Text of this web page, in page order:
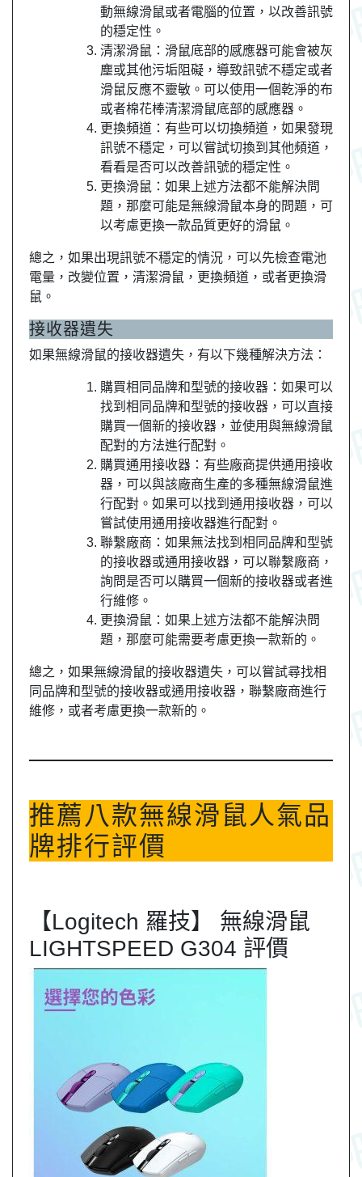
動無線滑鼠或者電腦的位置，以改善訊號
的穩定性。
清潔滑鼠：滑鼠底部的感應器可能會被灰
塵或其他污垢阻礙，導致訊號不穩定或者
滑鼠反應不靈敏。可以使用一個乾淨的布
或者棉花棒清潔滑鼠底部的感應器。
更換頻道：有些可以切換頻道，如果發現
訊號不穩定，可以嘗試切換到其他頻道，
看看是否可以改善訊號的穩定性。
更換滑鼠：如果上述方法都不能解決問
題，那麼可能是無線滑鼠本身的問題，可
以考慮更換一款品質更好的滑鼠。
總之，如果出現訊號不穩定的情況，可以先檢查電池
電量，改變位置，清潔滑鼠，更換頻道，或者更換滑
鼠。
接收器遺失
如果無線滑鼠的接收器遺失，有以下幾種解決方法：
購買相同品牌和型號的接收器：如果可以
找到相同品牌和型號的接收器，可以直接
購買一個新的接收器，並使用與無線滑鼠
配對的方法進行配對。
購買通用接收器：有些廠商提供通用接收
器，可以與該廠商生產的多種無線滑鼠進
行配對。如果可以找到通用接收器，可以
嘗試使用通用接收器進行配對。
聯繫廠商：如果無法找到相同品牌和型號
的接收器或通用接收器，可以聯繫廠商，
詢問是否可以購買一個新的接收器或者進
行維修。
更換滑鼠：如果上述方法都不能解決問
題，那麼可能需要考慮更換一款新的。
總之，如果無線滑鼠的接收器遺失，可以嘗試尋找相
同品牌和型號的接收器或通用接收器，聯繫廠商進行
維修，或者考慮更換一款新的。
推薦八款無線滑鼠人氣品
牌排行評價
【Logitech 羅技】 無線滑鼠
LIGHTSPEED G304 評價